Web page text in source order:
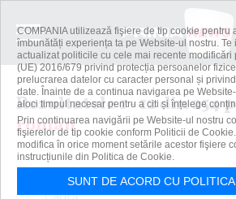
Rezultatele 1 - 12 din 254
roman
Caută
COMPANIA utilizează fişiere de tip cookie pentru
îmbunătăți experiența ta pe Website-ul nostru. Te
actualizat politicile cu cele mai recente modificări
(UE) 2016/679 privind protecția persoanelor
prelucrarea datelor cu caracter personal și
date. Înainte de a continua navigarea pe
aloci timpul necesar pentru a citi și înțelege
Prin continuarea navigării pe Website-ul nostru
fişierelor de tip cookie conform Politicii de
modifica în orice moment setările acestor fişiere
instrucțiunile din Politica de Cookie.
SUNT DE ACORD CU